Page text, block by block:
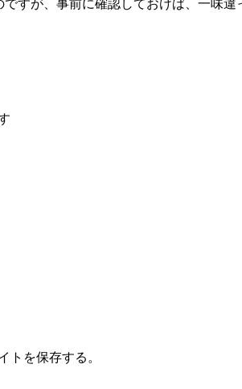
すが、事前に確認しておけば、一味違
トを保存する。